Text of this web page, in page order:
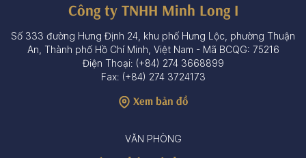
Công ty TNHH Minh Long I
Số 333 đường Hưng Định 24, khu phố Hưng Lộc, phường Thuận
An, Thành phố Hồ Chí Minh, Việt Nam - Mã BCQG: 75216
Điện Thoại: (+84) 274 3668899
Fax: (+84) 274 3724173
Xem bản đồ
VĂN PHÒNG